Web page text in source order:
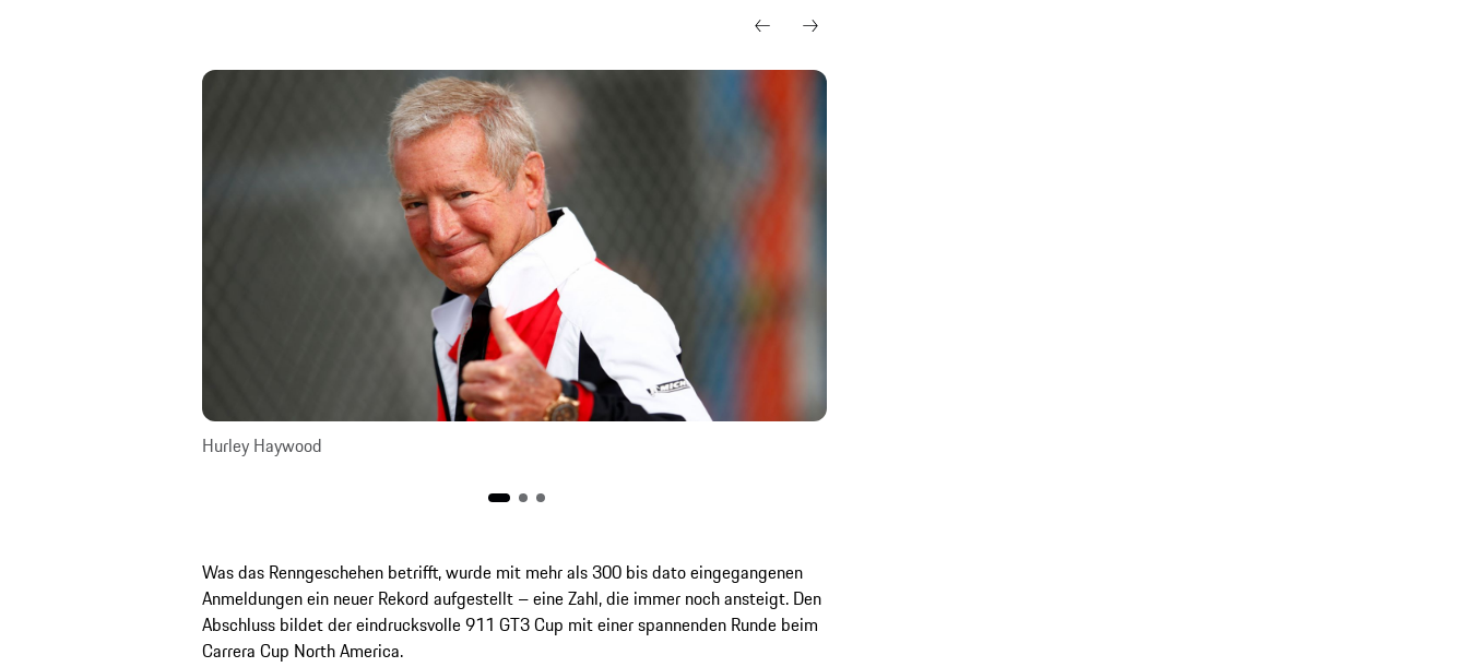
Hurley Haywood
Was das Renngeschehen betrifft, wurde mit mehr als 300 bis dato eingegangenen
Anmeldungen ein neuer Rekord aufgestellt – eine Zahl, die immer noch ansteigt. Den
Abschluss bildet der eindrucksvolle 911 GT3 Cup mit einer spannenden Runde beim
Carrera Cup North America.